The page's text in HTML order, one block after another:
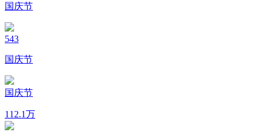
国庆节
543
国庆节
国庆节
11 2.1万